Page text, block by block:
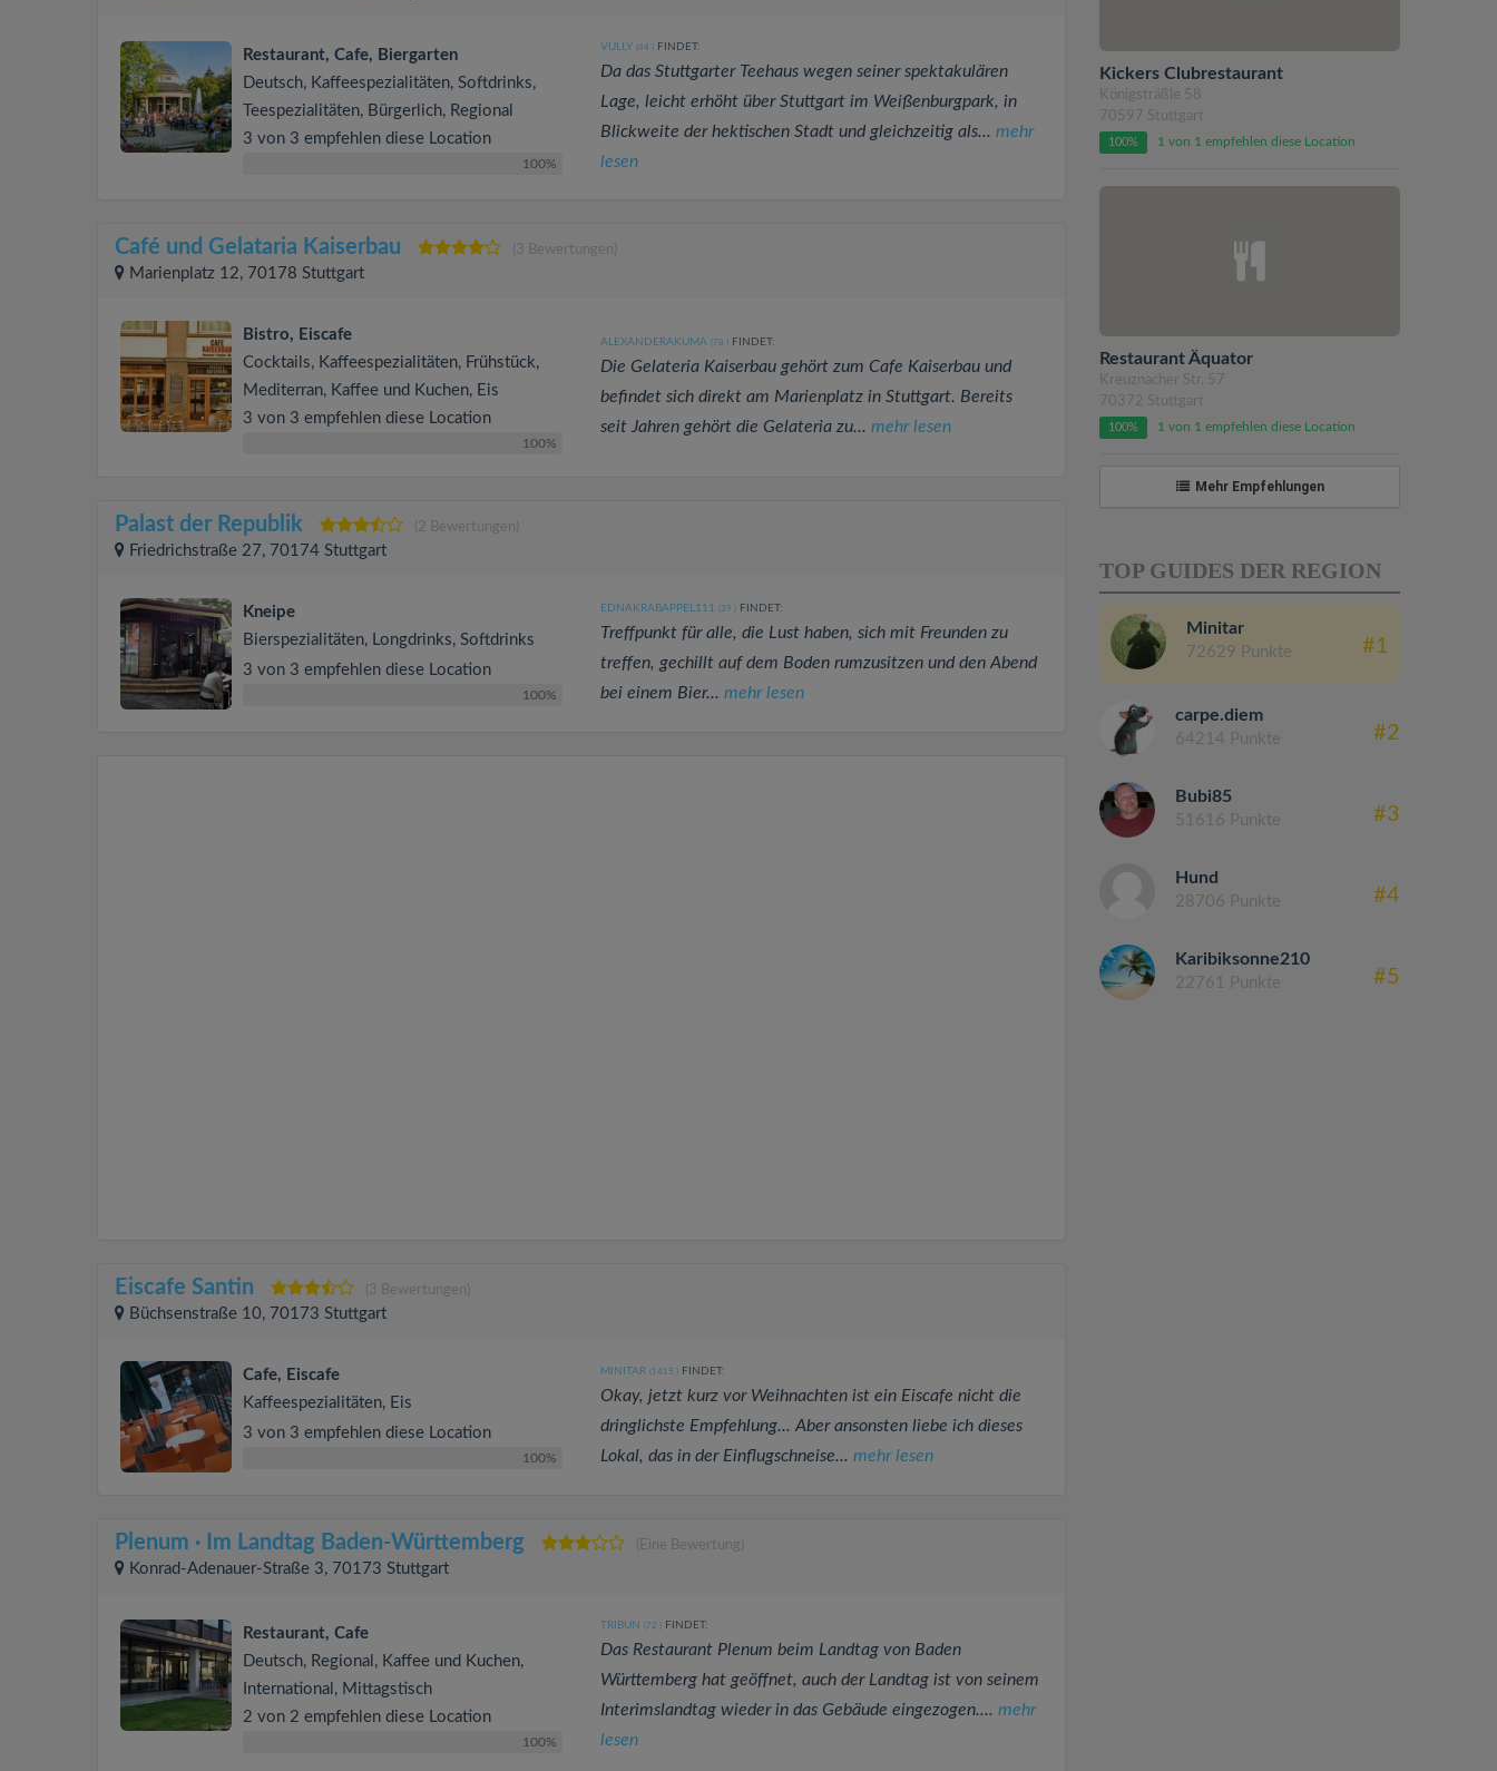
Restaurant, Cafe, Biergarten
Deutsch, Kaffeespezialitäten, Softdrinks,
Teespezialitäten, Bürgerlich, Regional
3 von 3 empfehlen diese Location
100%
VULLY (44 )FINDET:
Da das Stuttgarter Teehaus wegen seiner spektakulären
Lage, leicht erhöht über Stuttgart im Weißenburgpark, in
Blickweite der hektischen Stadt und gleichzeitig als... mehr
lesen
Café und Gelataria Kaiserbau (3 Bewertungen)
Marienplatz 12, 70178 Stuttgart
Bistro, Eiscafe
Cocktails, Kaffeespezialitäten, Frühstück,
Mediterran, Kaffee und Kuchen, Eis
3 von 3 empfehlen diese Location
100%
ALEXANDERAKUMA (78 )FINDET:
Die Gelateria Kaiserbau gehört zum Cafe Kaiserbau und
befindet sich direkt am Marienplatz in Stuttgart. Bereits
seit Jahren gehört die Gelateria zu... mehr lesen
Palast der Republik (2 Bewertungen)
Friedrichstraße 27, 70174 Stuttgart
Kneipe
Bierspezialitäten, Longdrinks, Softdrinks
3 von 3 empfehlen diese Location
100%
EDNAKRABAPPEL111 (39 )FINDET:
Treffpunkt für alle, die Lust haben, sich mit Freunden zu
treffen, gechillt auf dem Boden rumzusitzen und den Abend
bei einem Bier... mehr lesen
Eiscafe Santin (3 Bewertungen)
Büchsenstraße 10, 70173 Stuttgart
Cafe, Eiscafe
Kaffeespezialitäten, Eis
3 von 3 empfehlen diese Location
100%
MINITAR (1415 )FINDET:
Okay, jetzt kurz vor Weihnachten ist ein Eiscafe nicht die
dringlichste Empfehlung... Aber ansonsten liebe ich dieses
Lokal, das in der Einflugschneise... mehr lesen
Plenum · Im Landtag Baden-Württemberg (Eine Bewertung)
Konrad-Adenauer-Straße 3, 70173 Stuttgart
Restaurant, Cafe
Deutsch, Regional, Kaffee und Kuchen,
International, Mittagstisch
2 von 2 empfehlen diese Location
100%
TRIBUN (72 )FINDET:
Das Restaurant Plenum beim Landtag von Baden
Württemberg hat geöffnet, auch der Landtag ist von seinem
Interimslandtag wieder in das Gebäude eingezogen.... mehr
lesen
Kickers Clubrestaurant
Königsträßle 58
70597 Stuttgart
100% 1 von 1 empfehlen diese Location
Restaurant Äquator
Kreuznacher Str. 57
70372 Stuttgart
100% 1 von 1 empfehlen diese Location
Mehr Empfehlungen
TOP GUIDES DER REGION
Minitar
72629 Punkte #1
carpe.diem
64214 Punkte #2
Bubi85
51616 Punkte #3
Hund
28706 Punkte #4
Karibiksonne210
22761 Punkte #5